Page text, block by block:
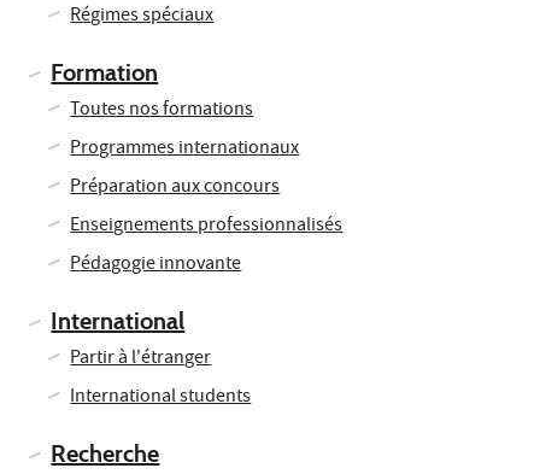
Régimes spéciaux
Formation
Toutes nos formations
Programmes internationaux
Préparation aux concours
Enseignements professionnalisés
Pédagogie innovante
International
Partir à l'étranger
International students
Recherche